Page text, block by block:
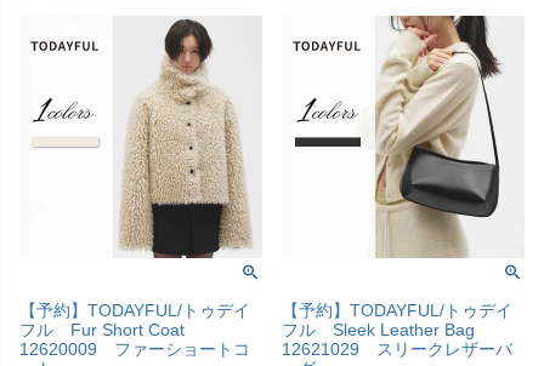
【予約】TODAYFUL/トゥデイ
フル Fur Short Coat
12620009 ファーショートコ
【予約】TODAYFUL/トゥデイ
フル Sleek Leather Bag
12621029 スリークレザーバ